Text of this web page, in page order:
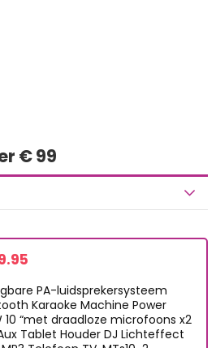
€ 99
PA-luidsprekersysteem
Karaoke Machine Power
10 “met draadloze microfoons x2
Tablet Houder DJ Lichteffect